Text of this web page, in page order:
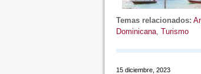
Temas relacionados:
Dominicana, Turismo
15 diciembre, 2023